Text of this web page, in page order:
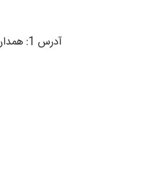
آدرس 1: همدان؛ بالاتر از میدان مالیات (بیمه) – ساختمان پزشکان نیاوران – طبقه دوم